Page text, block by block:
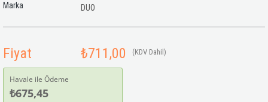
Marka DUO
Fiyat ₺711,00 (KDV Dahil)
Havale ile Ödeme
₺675,45